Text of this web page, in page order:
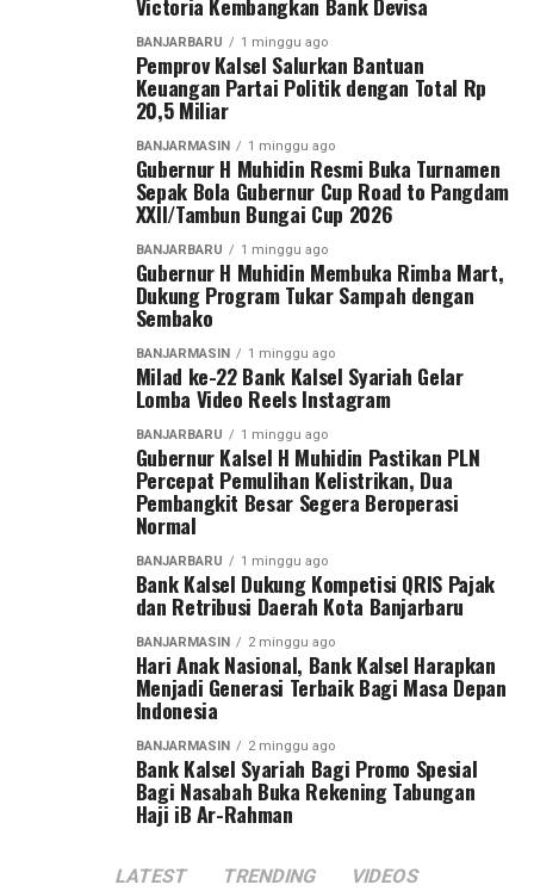
Sementara itu, Pangdam XXII/Tambun Bungai Mayjen
TNI Zainal Arifin menegaskan turnamen ini merupakan
langkah nyata Kodam XXII/Tambun Bungai dalam
membangun ekosistem pembinaan sepak bola di dua
wilayah yang berada di bawah tanggung jawabnya, yakni
Kalimantan Selatan dan Kalimantan Tengah.
sekitar satu tahun, diperlukan wadah kompetisi yang
mampu menjaring talenta-talenta muda terbaik.
“Karena kita baru berdiri sekitar satu tahun dan
memiliki dua wilayah, yaitu Kalimantan Tengah dan
Kalimantan Selatan. Oleh karena itu, kami menggelar
turnamen sepak bola ini untuk mencari bibit-bibit anak
muda dari kedua provinsi tersebut,” ujar Pangdam Zainal
Pangdam menegaskan sepak bola bukan hanya olahraga
yang paling digemari masyarakat, tetapi juga sarana
membentuk karakter generasi muda melalui nilai
Turnamen ini diikuti 27 tim, terdiri dari 13 klub asal
Kalimantan Selatan dan 14 klub asal Kalimantan
Tengah. Dua tim terbaik dari masing-masing provinsi
akan melaju ke putaran final Pangdam XXII/Tambun
Bungai Cup 2026 yang dijadwalkan berlangsung di
Stadion Sangga Buana, Kalimantan Tengah, pada 6–8
Post Views: 36
Sebarkan
WhatsApp 0
Messenger 0 Twitter 0
BANJARBARU 1 minggu ago
Pemprov Kalsel Salurkan Bantuan
Keuangan Partai Politik dengan Total Rp
20,5 Miliar
BANJARMASIN 1 minggu ago
Gubernur H Muhidin Resmi Buka Turnamen
Sepak Bola Gubernur Cup Road to Pangdam
XXII/Tambun Bungai Cup 2026
BANJARBARU 1 minggu ago
Gubernur H Muhidin Membuka Rimba Mart,
Dukung Program Tukar Sampah dengan
Sembako
BANJARMASIN 1 minggu ago
Milad ke-22 Bank Kalsel Syariah Gelar
Lomba Video Reels Instagram
BANJARBARU 1 minggu ago
Gubernur Kalsel H Muhidin Pastikan PLN
Percepat Pemulihan Kelistrikan, Dua
Pembangkit Besar Segera Beroperasi
Normal
BANJARBARU 1 minggu ago
Bank Kalsel Dukung Kompetisi QRIS Pajak
dan Retribusi Daerah Kota Banjarbaru
BANJARMASIN 2 minggu ago
Hari Anak Nasional, Bank Kalsel Harapkan
Menjadi Generasi Terbaik Bagi Masa Depan
Indonesia
BANJARMASIN 2 minggu ago
Bank Kalsel Syariah Bagi Promo Spesial
Bagi Nasabah Buka Rekening Tabungan
Haji iB Ar-Rahman
LATEST TRENDING VIDEOS